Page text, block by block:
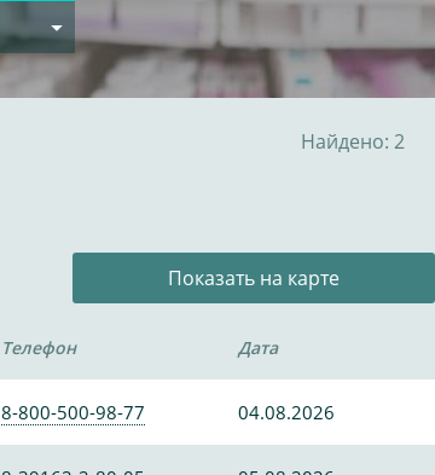
Найдено: 2
Показать на карте
Телефон Дата
8-800-500-98-77 04.08.2026